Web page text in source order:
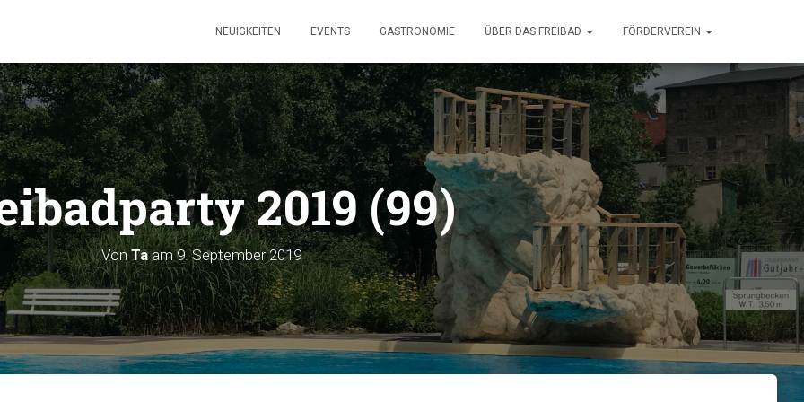
NEUIGKEITEN EVENTS GASTRONOMIE ÜBER DAS FREIBAD FÖRDERVEREIN
2019 (99)
VonTaam9. September 2019